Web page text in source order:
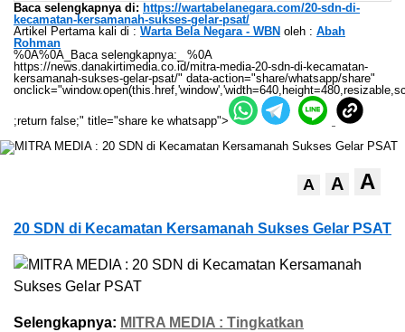
Baca selengkapnya di: https://wartabelanegara.com/20-sdn-di-
kecamatan-kersamanah-sukses-gelar-psat/
Artikel Pertama kali di : Warta Bela Negara - WBN oleh : Abah
Rohman
%0A%0A_Baca selengkapnya:_ %0A
https://news.danakirtimedia.co.id/mitra-media-20-sdn-di-kecamatan-
kersamanah-sukses-gelar-psat/" data-action="share/whatsapp/share"
;return false;" title="share ke whatsapp">
A A A
20 SDN di Kecamatan Kersamanah Sukses Gelar PSAT
Selengkapnya: MITRA MEDIA : Tingkatkan